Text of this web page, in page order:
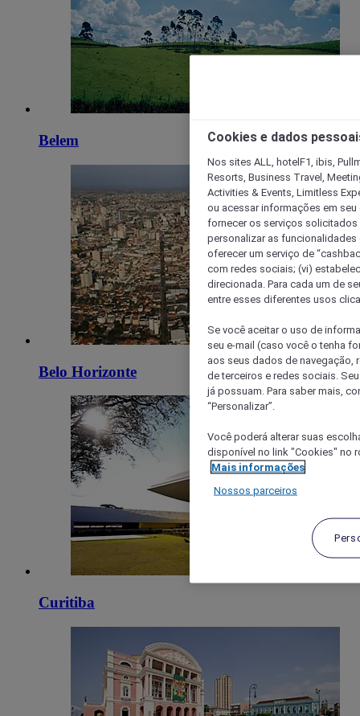
Belem
Belo Horizonte
Curitiba
Cookies e dados
Nos sites ALL, hotelF1, ibis,
Resorts, Business Travel,
Activities & Events, Limitless
ou acessar informações em
fornecer os serviços solicitados
personalizar as
oferecer um serviço de
com redes sociais; (vi)
direcionada. Para cada um de
entre esses diferentes usos
Se você aceitar o uso de
seu e-mail (caso você o tenha
aos seus dados de navegação,
de terceiros e redes sociais.
já possuam. Para saber mais,
“Personalizar”.
Você poderá alterar suas
disponível no link "Cookies" no
Mais informações
Nossos parceiros